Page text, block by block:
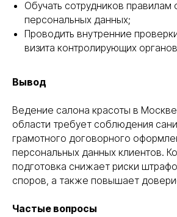
Обучать сотрудников правилам
персональных данных;
Проводить внутренние
визита контролирующих
Вывод
Ведение салона красоты в
области требует соблюдения
грамотного договорного
персональных данных клиентов.
подготовка снижает риски
споров, а также повышает
Частые вопросы
Консультация бесплатна
ПОМОЖЕМОПРЕДЕЛИТЬСЯ
С ВЫБОРОМУСЛУГИ
НА ПРЕДВАРИТЕЛЬНОЙ
КОНСУЛЬТАЦИИ